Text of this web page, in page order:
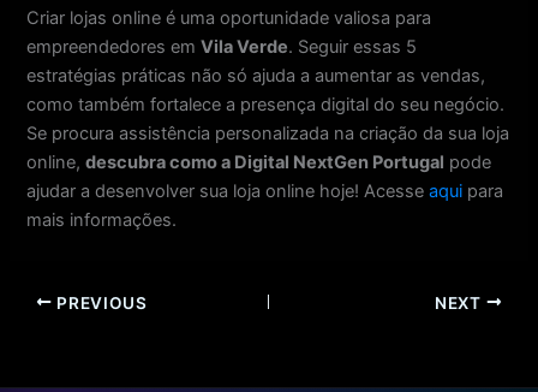
Criar lojas online é uma oportunidade valiosa para
empreendedores emVila Verde. Seguir essas 5
estratégias práticas não só ajuda a aumentar as vendas,
como também fortalece a presença digital do seu negócio.
Se procura assistência personalizada na criação da sua loja
online,descubra como a Digital NextGen Portugal pode
ajudar a desenvolver sua loja online hoje! Acesseaqui para
mais informações.
PREVIOUS NEXT